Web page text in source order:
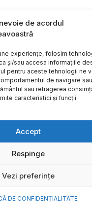
de acordul
experiențe, folosim
și/sau accesa informațiile
pentru aceste tehnologii ne
de navigare
sau retragerea
caracteristici și funcții.
Accept
Respinge
Vezi preferințe
DE CONFIDENȚIALITATE